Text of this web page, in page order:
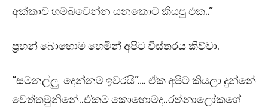
අක්කාව හම්බවෙන්න යනකොට කියපු එක..”
ප්‍රහන් බොහොම හෙමින් අපිට විස්තරය කිව්වා.
“සමනල්ලු දෙන්නම ඉවරයි”…. ඒක අපිට කියලා දුන්නේ
වෙත්තමුනිනේ..ඒකම කොහොමද..රත්නාලෝකගේ